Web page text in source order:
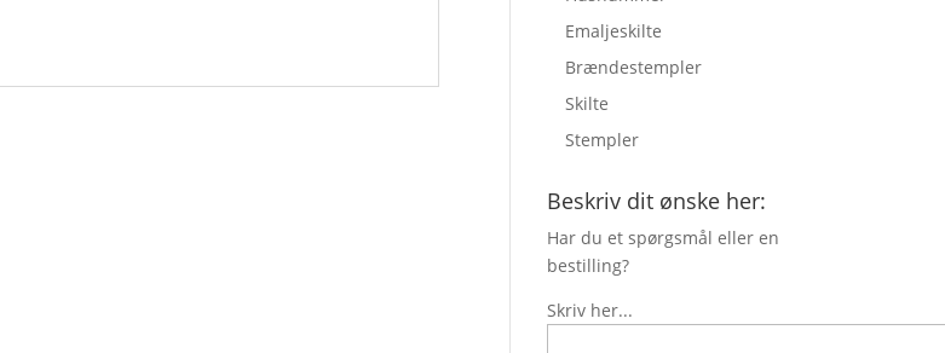
Emaljeskilte
Brændestempler
Skilte
Stempler
Beskriv dit ønske her:
Har du et spørgsmål eller en
bestilling?
Skriv her...